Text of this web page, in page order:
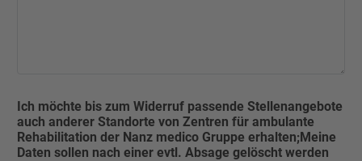
Ich möchte bis zum Widerruf passende Stellenangebote
auch anderer Standorte von Zentren für ambulante
Rehabilitation der Nanz medico Gruppe erhalten;Meine
Daten sollen nach einer evtl. Absage gelöscht werden